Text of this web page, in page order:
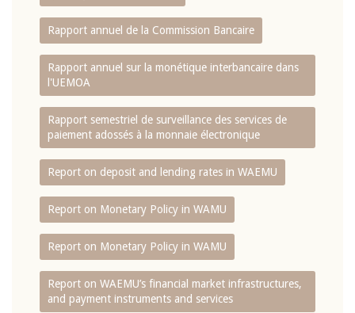
Rapport annuel de la Commission Bancaire
Rapport annuel sur la monétique interbancaire dans
l'UEMOA
Rapport semestriel de surveillance des services de
paiement adossés à la monnaie électronique
Report on deposit and lending rates in WAEMU
Report on Monetary Policy in WAMU
Report on Monetary Policy in WAMU
Report on WAEMU’s financial market infrastructures,
and payment instruments and services